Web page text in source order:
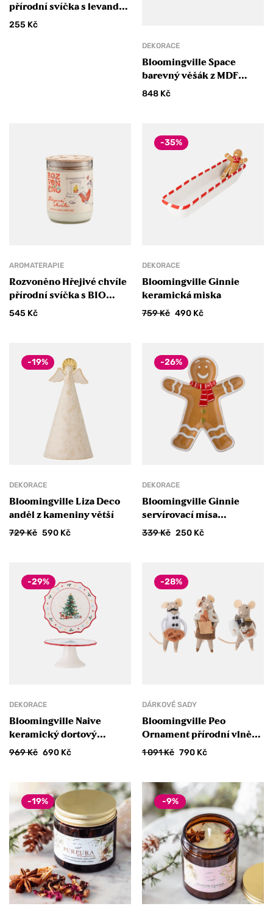
přírodní svíčka s levandulí
130 ml
255 Kč
DEKORACE
Bloomingville Space
barevný věšák z MDF
dřeva FSC®100 %
848 Kč
AROMATERAPIE
Rozvoněno Hřejivé chvíle
přírodní svíčka s BIO
zázvorem, citronem a
545 Kč
-35%
DEKORACE
Bloomingville Ginnie
keramická miska
759Kč 490 Kč
-19%
DEKORACE
Bloomingville Liza Deco
anděl z kameniny větší
729Kč 590 Kč
-26%
DEKORACE
Bloomingville Ginnie
servírovací mísa
keramická hnědá
339Kč 250 Kč
-29%
DEKORACE
Bloomingville Naive
keramický dortový
podnos červený
969Kč 690 Kč
-28%
DÁRKOVÉ SADY
Bloomingville Peo
Ornament přírodní vlněné
vánoční ozdoby
1 091Kč 790 Kč
-19% -9%